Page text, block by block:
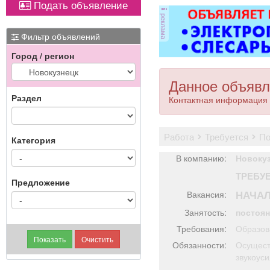
Подать объявление
Фильтр объявлений
Город / регион
Раздел
Категория
Предложение
реклама
Данное
Контактная информация
работа требуется
В компанию:
Вакансия:
Занятость:
Требования:
Обязанности: